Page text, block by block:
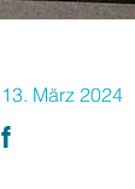
13. März 2024